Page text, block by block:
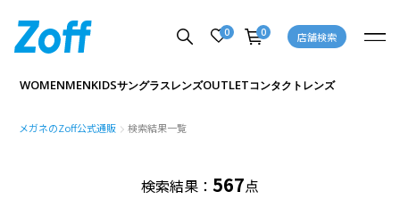
0 0 店舗検索
WOMENMENKIDSサングラスレンズOUTLETコンタクトレンズ
メガネのZoff公式通販 検索結果一覧
検索結果： 567点
やや広い
CLASSIC (クラシック)